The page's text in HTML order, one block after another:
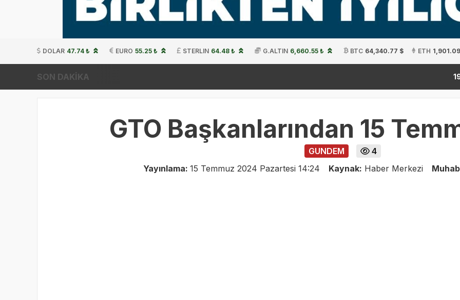
DOLAR 47.74 ₺ EURO 55.25 ₺ STERLIN 64.48 ₺ G.ALTIN 6,660.55 ₺ BTC 64,340.77 $ ETH
SON DAKİKA
GTO Başkanlarından 15
GUNDEM
4
Yayınlama: 15 Temmuz 2024 Pazartesi 14:24 Kaynak: Haber Merkezi